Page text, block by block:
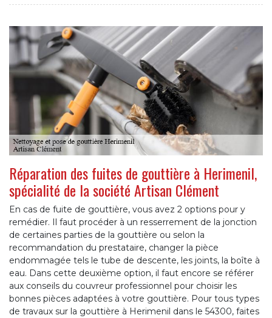
Réparation des fuites de gouttière à Herimenil,
spécialité de la société Artisan Clément
En cas de fuite de gouttière, vous avez 2 options pour y
remédier. Il faut procéder à un resserrement de la jonction
de certaines parties de la gouttière ou selon la
recommandation du prestataire, changer la pièce
endommagée tels le tube de descente, les joints, la boîte à
eau. Dans cette deuxième option, il faut encore se référer
aux conseils du couvreur professionnel pour choisir les
bonnes pièces adaptées à votre gouttière. Pour tous types
de travaux sur la gouttière à Herimenil dans le 54300, faites